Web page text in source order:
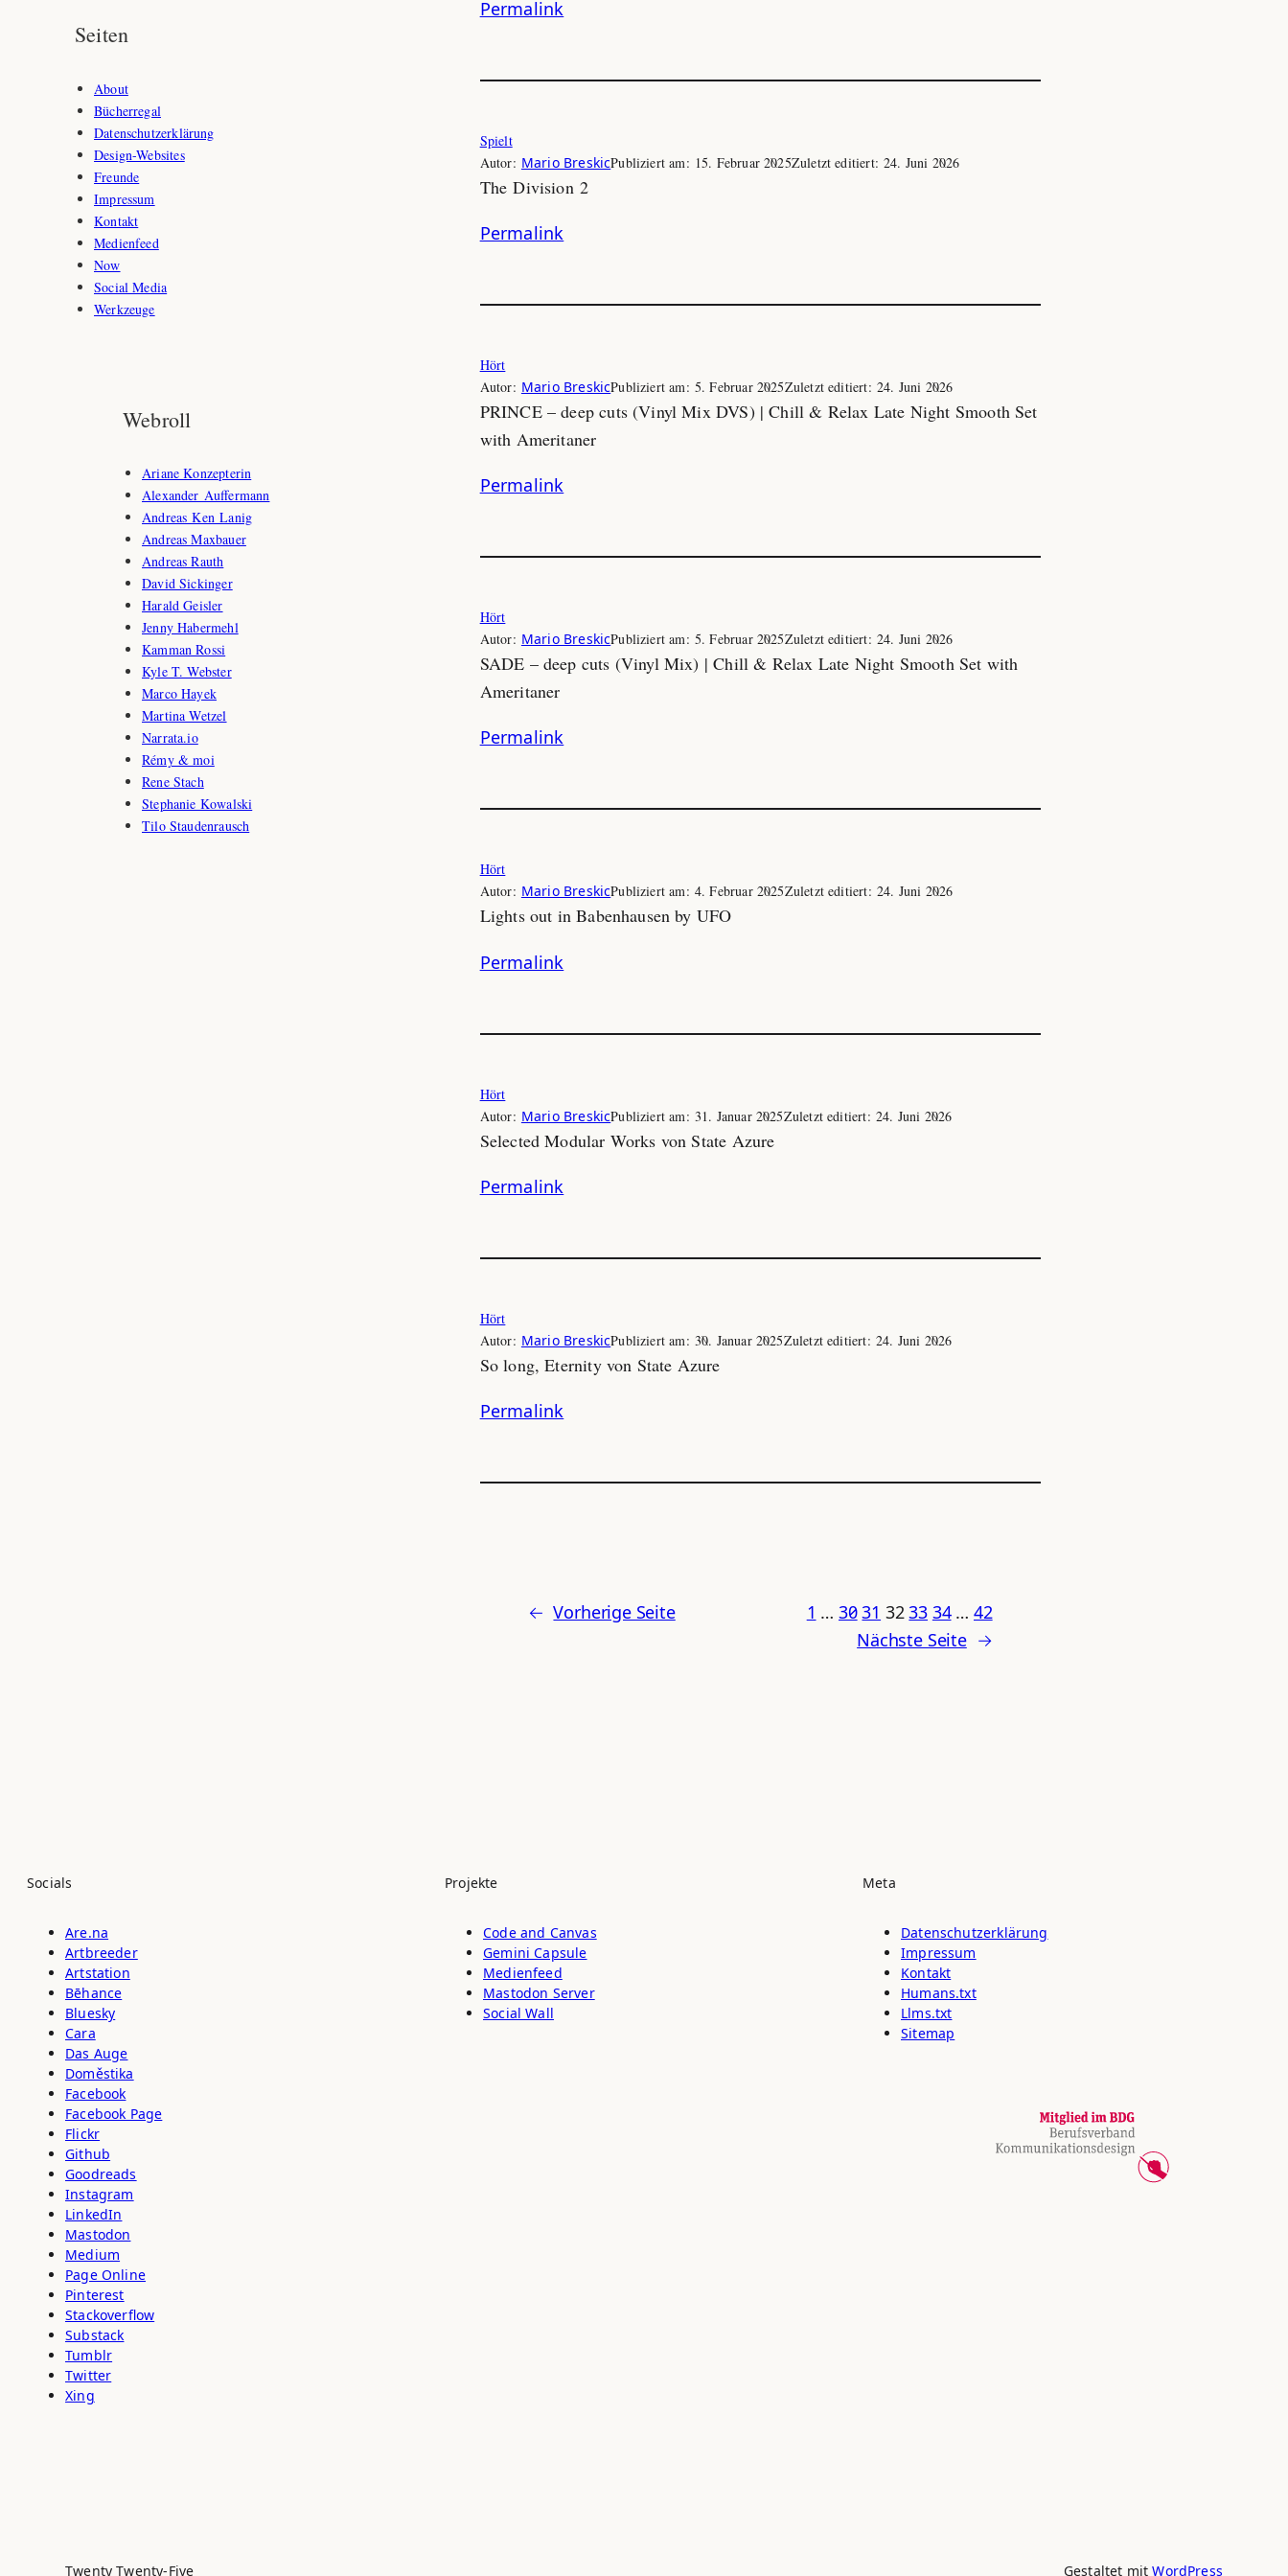
Seiten
About
Bücherregal
Datenschutzerklärung
Design-Websites
Freunde
Impressum
Kontakt
Medienfeed
Now
Social Media
Werkzeuge
Webroll
Ariane Konzepterin
Alexander Auffermann
Andreas Ken Lanig
Andreas Maxbauer
Andreas Rauth
David Sickinger
Harald Geisler
Jenny Habermehl
Kamman Rossi
Kyle T. Webster
Marco Hayek
Martina Wetzel
Narrata.io
Rémy & moi
Rene Stach
Stephanie Kowalski
Tilo Staudenrausch
Permalink
Spielt
Autor: Mario BreskicPubliziert am: 15. Februar 2025Zuletzt editiert:24. Juni 2026
The Division 2
Permalink
Hört
Autor: Mario BreskicPubliziert am: 5. Februar 2025Zuletzt editiert: 24. Juni 2026
PRINCE – deep cuts (Vinyl Mix DVS) | Chill & Relax Late Night Smooth Set
with Ameritaner
Permalink
Hört
Autor: Mario BreskicPubliziert am: 5. Februar 2025Zuletzt editiert: 24. Juni 2026
SADE – deep cuts (Vinyl Mix) | Chill & Relax Late Night Smooth Set with
Ameritaner
Permalink
Hört
Autor: Mario BreskicPubliziert am: 4. Februar 2025Zuletzt editiert: 24. Juni 2026
Lights out in Babenhausen by UFO
Permalink
Hört
Autor: Mario BreskicPubliziert am: 31. Januar 2025Zuletzt editiert: 24. Juni 2026
Selected Modular Works von State Azure
Permalink
Hört
Autor: Mario BreskicPubliziert am: 30. Januar 2025Zuletzt editiert: 24. Juni 2026
So long, Eternity von State Azure
Permalink
← Vorherige Seite 1 … 30 31 32 33 34 … 42
Nächste Seite →
Socials
Are.na
Artbreeder
Artstation
Bēhance
Bluesky
Cara
Das Auge
Doměstika
Facebook
Facebook Page
Flickr
Github
Goodreads
Instagram
LinkedIn
Mastodon
Medium
Page Online
Pinterest
Stackoverflow
Substack
Tumblr
Twitter
Xing
Projekte
Code and Canvas
Gemini Capsule
Medienfeed
Mastodon Server
Social Wall
Meta
Datenschutz­erklärung
Impressum
Kontakt
Humans.txt
Llms.txt
Sitemap
Twenty Twenty-Five Gestaltet mitWordPress